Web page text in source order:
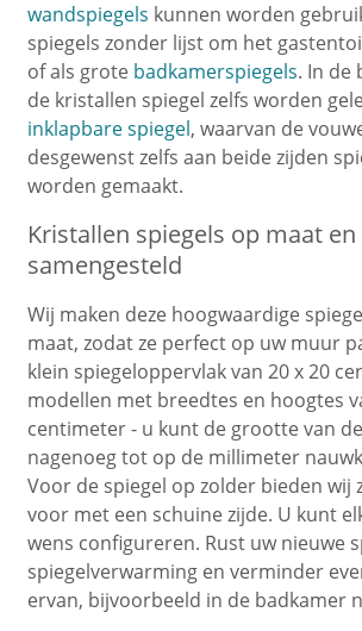
wandspiegels kunnen worden
spiegels zonder lijst om het
of als grote badkamerspiegels. In de
de kristallen spiegel zelfs worden
inklapbare spiegel, waarvan de
desgewenst zelfs aan beide zijden
worden gemaakt.
Kristallen spiegels op maat
samengesteld
Wij maken deze hoogwaardige
maat, zodat ze perfect op uw muur
klein spiegeloppervlak van 20 x 20
modellen met breedtes en hoogtes
centimeter - u kunt de grootte van
nagenoeg tot op de millimeter
Voor de spiegel op zolder bieden wij
voor met een schuine zijde. U kunt
wens configureren. Rust uw nieuwe
spiegelverwarming en verminder
ervan, bijvoorbeeld in de badkamer